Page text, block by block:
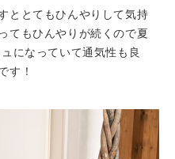
ととてもひんやりして気持
てもひんやりが続くので夏
になっていて通気性も良
す！